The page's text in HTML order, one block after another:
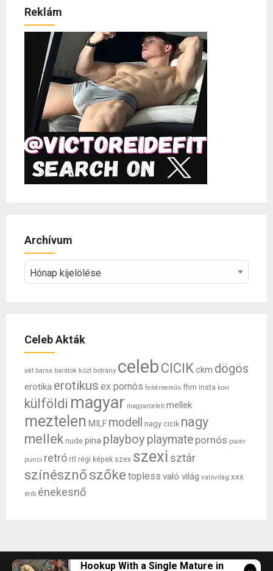
Reklám
Archívum
Archívum
Celeb Akták
akt barna barátok közt botrány celebCICIKckm dögös
erotika erotikus ex pornós fehérneműs fhm insta kovi
külföldi magyar magyarceleb mellek
meztelen MILF modell nagy cicik nagy
mellek nude pina playboy playmate pornós pucér
punci retró rtl régi képek szex szexi sztár
színésznőszőke topless való világ valóvilág xxx
énb énekesnő
Hookup With a Single Mature in